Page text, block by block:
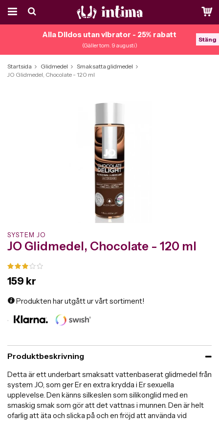
Alla Dildos utan vibrator - 25% rabatt
(Gäller tom. 9 augusti)
Stäng
Startsida Glidmedel
Smaksatta glidmedel
JO Glidmedel, Chocolate - 120 ml
SYSTEM JO
JO Glidmedel, Chocolate - 120 ml
159 kr
Produkten har utgått ur vårt sortiment!
Produktbeskrivning
Detta är ett underbart smaksatt vattenbaserat glidmedel från
system JO, som ger Er en extra krydda i Er sexuella
upplevelse. Den känns silkeslen som silikonglid med en
smaskig smak som gör att det vattnas i munnen. Den är helt
ofarlig att äta och slicka på och en fröjd att använda vid